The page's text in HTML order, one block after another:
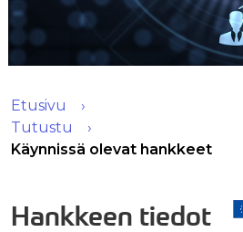
Etusivu
Tutustu
Käynnissä olevat hankkeet
Hankkeen tiedot